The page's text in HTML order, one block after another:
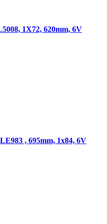
1X72, 620mm, 6V
, 695mm, 1x84, 6V